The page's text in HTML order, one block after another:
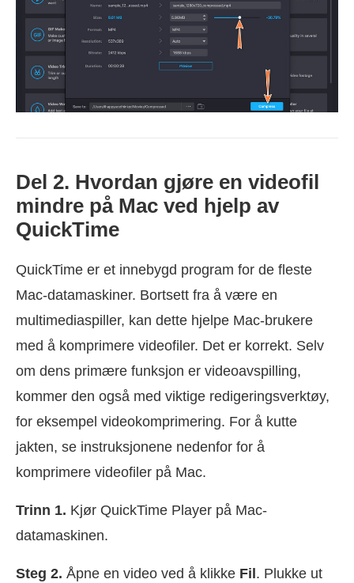
Del 2. Hvordan gjøre en videofil
mindre på Mac ved hjelp av
QuickTime
QuickTime er et innebygd program for de fleste
Mac-datamaskiner. Bortsett fra å være en
multimediaspiller, kan dette hjelpe Mac-brukere
med å komprimere videofiler. Det er korrekt. Selv
om dens primære funksjon er videoavspilling,
kommer den også med viktige redigeringsverktøy,
for eksempel videokomprimering. For å kutte
jakten, se instruksjonene nedenfor for å
komprimere videofiler på Mac.
Trinn 1. Kjør QuickTime Player på Mac-
datamaskinen.
Steg 2. Åpne en video ved å klikke Fil . Plukke ut